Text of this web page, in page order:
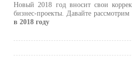
Новый 2018 год вносит свои
бизнес-проекты. Давайте
в 2018 году